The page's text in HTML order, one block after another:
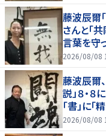
藤波辰爾
さんと「
言葉を守
2026/08/08
藤波辰爾
説」８・
「書」に
「人間・
2026/08/08